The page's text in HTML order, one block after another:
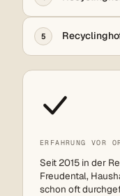
5
ERFAHRUNG VOR
Seit 2015 in der
Freudental,
schon oft